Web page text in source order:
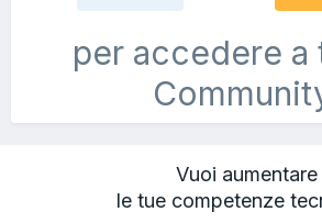
per accedere a
Vuoi aumentare
le tue competenze